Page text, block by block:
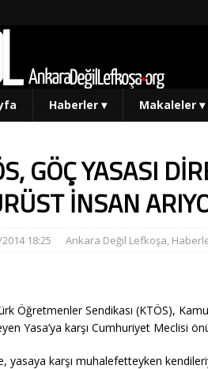
Haberler ▾ Makaleler ▾
GÖÇ YASASI
İNSAN
18:25 Ankara Değil Lefkoşa,
Öğretmenler Sendikası (KTÖS),
Yasa’ya karşı Cumhuriyet Meclisi
yasaya karşı muhalefetteyken